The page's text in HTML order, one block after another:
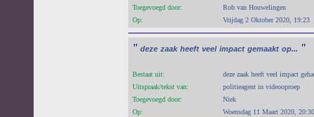
Toegevoegd door:
Rob van Houwelingen
Op:
Vrijdag 2 Oktober 2020, 19:23
" deze zaak heeft veel impact gemaakt op... "
Bestaat uit:
deze zaak heeft veel impact
Uitspraak/tekst van:
politieagent in videooproep
Toegevoegd door:
Niek
Op:
Woensdag 11 Maart 2020, 20:30